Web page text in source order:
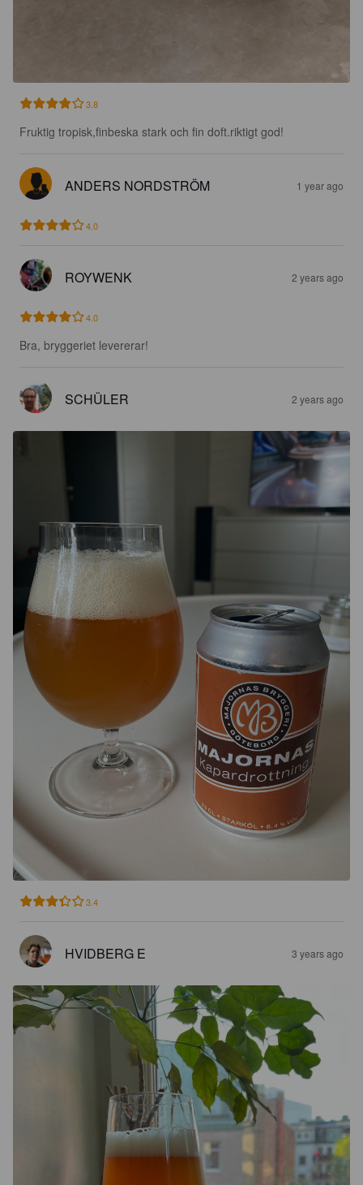
3.8
Fruktig tropisk,finbeska stark och fin doft.riktigt god!
ANDERS NORDSTRÖM 1 year ago
4.0
ROYWENK 2 years ago
4.0
Bra, bryggeriet levererar!
SCHÜLER 2 years ago
3.4
HVIDBERG E 3 years ago